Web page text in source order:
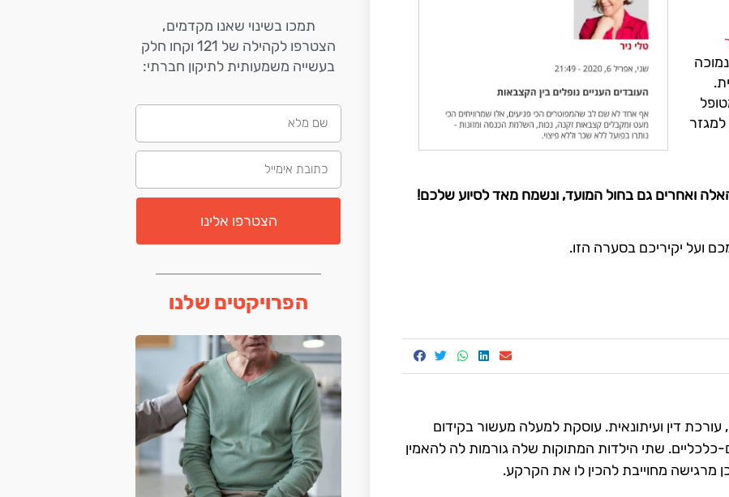
למגזר
ואחרים גם בחול המועד, ונשמח מאד לסיוע שלכם!
ועל יקיריכם בסערה הזו.
יזמית חברתית, עורכת דין ועיתונאית. עוסקת למעלה מעשור בקידום
כלכליים. שתי הילדות המתוקות שלה גורמות לה להאמין
מרגישה מחוייבת להכין לו את הקרקע.
תמכו בשינוי שאנו מקדמים,
הצטרפו לקהילה של 121 וקחו חלק
בעשייה משמעותית לתיקון חברתי:
הצטרפו אלינו
הפרויקטים שלנו